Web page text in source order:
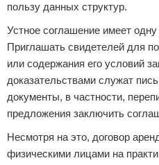
пользу данных структур.
Устное соглашение имеет
Приглашать свидетелей для
или содержания его условий
доказательствами служат
документы, в частности,
предложения заключить
Несмотря на это, договор
физическими лицами на